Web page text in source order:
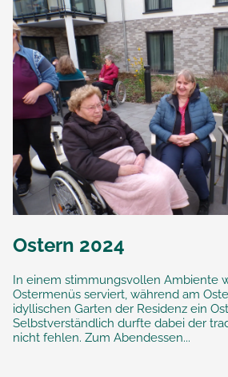
Ostern 2024
In einem stimmungsvollen Ambiente
Ostermenüs serviert, während am
idyllischen Garten der Residenz ein
Selbstverständlich durfte dabei der
nicht fehlen. Zum Abendessen...